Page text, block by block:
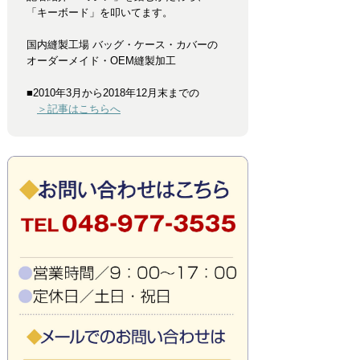
「キーボード」を叩いてます。
国内縫製工場 バッグ・ケース・カバーの
オーダーメイド・OEM縫製加工
■2010年3月から2018年12月末までの
＞記事はこちらへ